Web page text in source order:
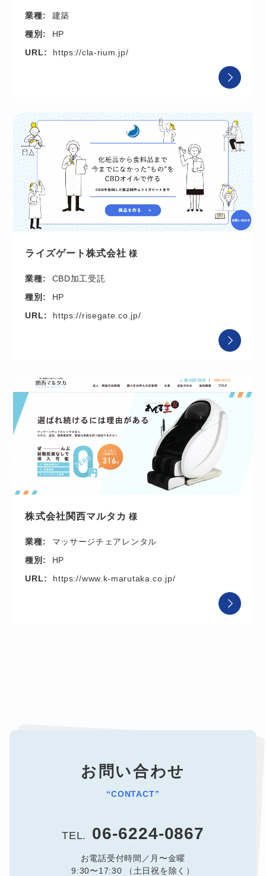
業種:
建築
種別:
HP
URL:
https://cla-rium.jp/
ライズゲート株式会社
業種:
CBD加工受託
種別:
HP
URL:
https://risegate.co.jp/
株式会社関西マルタカ
業種:
マッサージチェアレンタル
種別:
HP
URL:
https://www.k-marutaka.co.jp/
お問い合わせ
“CONTACT”
TEL. 06-6224-0867
お電話受付時間／月〜金曜
9:30〜17:30 （土日祝を除く）